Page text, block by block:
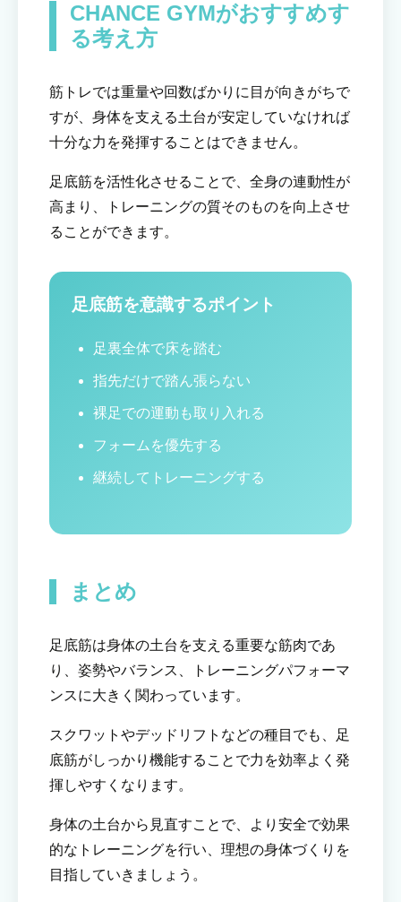
CHANCE GYMがおすすめす
る考え方
筋トレでは重量や回数ばかりに目が向きがちで
すが、身体を支える土台が安定していなければ
十分な力を発揮することはできません。
足底筋を活性化させることで、全身の連動性が
高まり、トレーニングの質そのものを向上させ
ることができます。
足底筋を意識するポイント
足裏全体で床を踏む
指先だけで踏ん張らない
裸足での運動も取り入れる
フォームを優先する
継続してトレーニングする
まとめ
足底筋は身体の土台を支える重要な筋肉であ
り、姿勢やバランス、トレーニングパフォーマ
ンスに大きく関わっています。
スクワットやデッドリフトなどの種目でも、足
底筋がしっかり機能することで力を効率よく発
揮しやすくなります。
身体の土台から見直すことで、より安全で効果
的なトレーニングを行い、理想の身体づくりを
目指していきましょう。